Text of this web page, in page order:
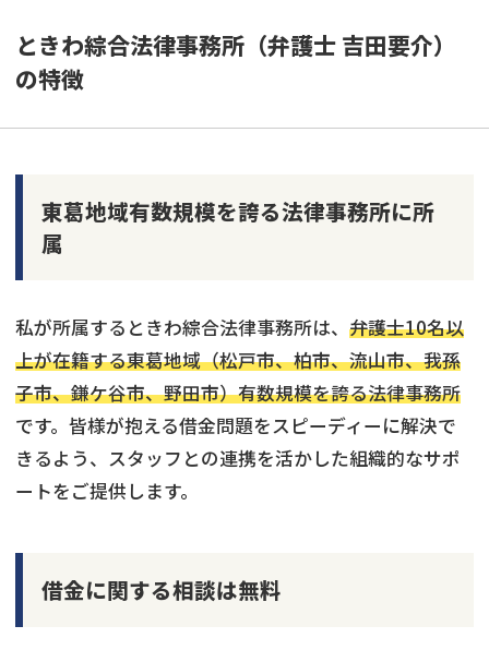
ときわ綜合法律事務所（弁護士 吉田要介）
の特徴
東葛地域有数規模を誇る法律事務所に所
属
私が所属するときわ綜合法律事務所は、 弁護士10名以
上が在籍する東葛地域（松戸市、柏市、流山市、我孫
子市、鎌ケ谷市、野田市）有数規模を誇る法律事務所
です。皆様が抱える借金問題をスピーディーに解決で
きるよう、スタッフとの連携を活かした組織的なサポ
ートをご提供します。
借金に関する相談は無料